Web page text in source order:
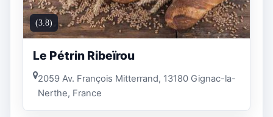
(3.8)
Le Pétrin Ribeïrou
2059 Av. François Mitterrand, 13180 Gignac-la-
Nerthe, France